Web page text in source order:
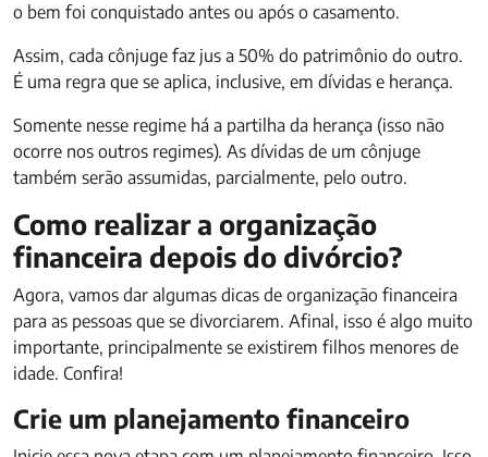
o bem foi conquistado antes ou após o casamento.
Assim, cada cônjuge faz jus a 50% do patrimônio do outro.
É uma regra que se aplica, inclusive, em dívidas e herança.
Somente nesse regime há a partilha da herança (isso não
ocorre nos outros regimes). As dívidas de um cônjuge
também serão assumidas, parcialmente, pelo outro.
Como realizar a organização
financeira depois do divórcio?
Agora, vamos dar algumas dicas de organização financeira
para as pessoas que se divorciarem. Afinal, isso é algo muito
importante, principalmente se existirem filhos menores de
idade. Confira!
Crie um planejamento financeiro